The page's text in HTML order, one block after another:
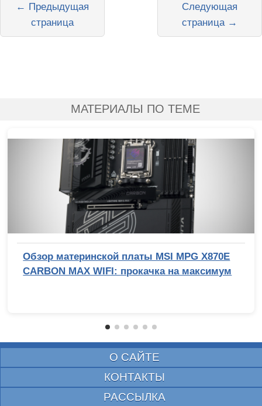
Следующая
страница →
← Предыдущая
страница
МАТЕРИАЛЫ ПО ТЕМЕ
Обзор материнской платы MSI MPG X870E
CARBON MAX WIFI: прокачка на максимум
О САЙТЕ
КОНТАКТЫ
РАССЫЛКА